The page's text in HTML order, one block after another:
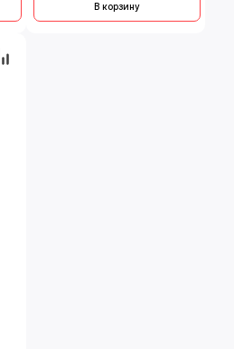
В корзину